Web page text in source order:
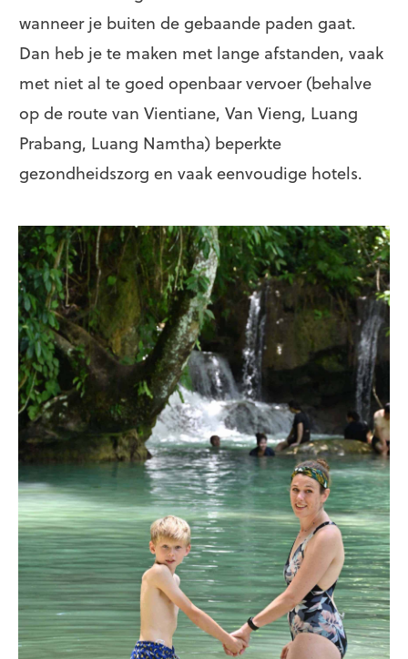
wanneer je buiten de gebaande paden gaat.
Dan heb je te maken met lange afstanden, vaak
met niet al te goed openbaar vervoer (behalve
op de route van Vientiane, Van Vieng, Luang
Prabang, Luang Namtha) beperkte
gezondheidszorg en vaak eenvoudige hotels.